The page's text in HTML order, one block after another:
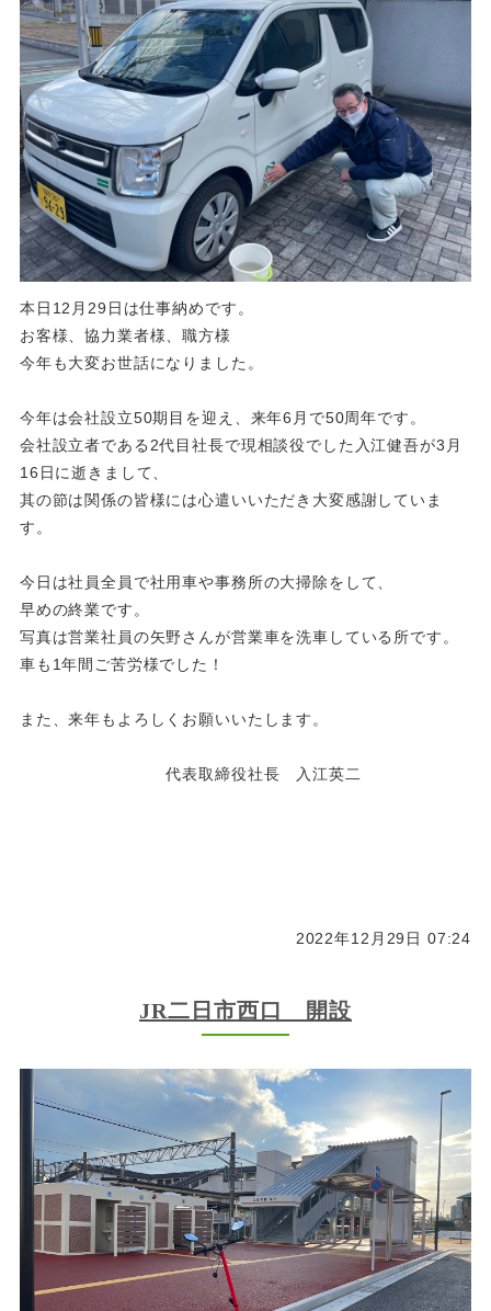
本日12月29日は仕事納めです。
お客様、協力業者様、職方様
今年も大変お世話になりました。
今年は会社設立50期目を迎え、来年6月で50周年です。
会社設立者である2代目社長で現相談役でした入江健吾が3月
16日に逝きまして、
其の節は関係の皆様には心遣いいただき大変感謝していま
す。
今日は社員全員で社用車や事務所の大掃除をして、
早めの終業です。
写真は営業社員の矢野さんが営業車を洗車している所です。
車も1年間ご苦労様でした！
また、来年もよろしくお願いいたします。
代表取締役社長 入江英二
2022年12月29日 07:24
JR二日市西口 開設